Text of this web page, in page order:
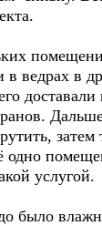
ведрах в
затем
услугой.
было